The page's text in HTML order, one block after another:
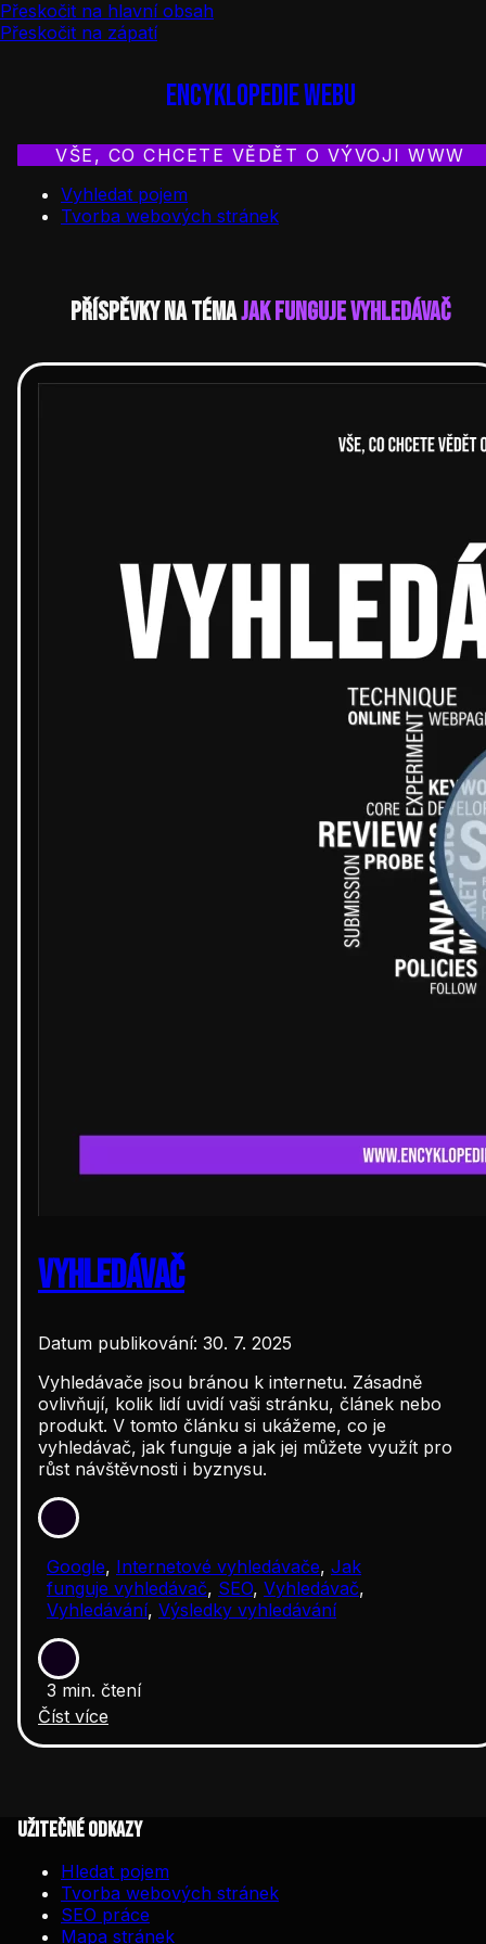
Přeskočit na hlavní obsah
Přeskočit na zápatí
Encyklopedie webu
VŠE, CO CHCETE VĚDĚT O VÝVOJI WWW
Vyhledat pojem
Tvorba webových stránek
Příspěvky na témaJak funguje vyhledávač
Vyhledávač
Datum publikování: 30. 7. 2025
Vyhledávače jsou bránou k internetu. Zásadně
ovlivňují, kolik lidí uvidí vaši stránku, článek nebo
produkt. V tomto článku si ukážeme, co je
vyhledávač, jak funguje a jak jej můžete využít pro
růst návštěvnosti i byznysu.
Google, Internetové vyhledávače, Jak
funguje vyhledávač, SEO, Vyhledávač,
Vyhledávání, Výsledky vyhledávání
3 min. čtení
Číst více
Užitečné odkazy
Hledat pojem
Tvorba webových stránek
SEO práce
Mapa stránek